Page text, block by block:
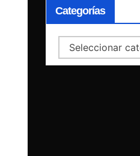
Categorías
Categorías